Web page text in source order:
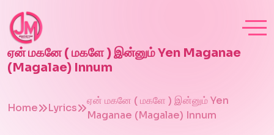
ஏன் மகனே ( மகளே ) இன்னும் Yen Maganae
(Magalae) Innum
Home Lyrics
ஏன் மகனே ( மகளே ) இன்னும் Yen
Maganae (Magalae) Innum